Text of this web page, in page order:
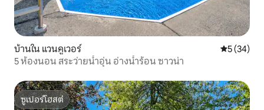
บ้านใน แวนคูเวอร์ คะแนนเฉลี่
5 (34)
5 ห้องนอน สระว่ายน้ำอุ่น อ่างน้ำร้อน ซาวน่า
ซูเปอร์โฮสต์
ซูเปอร์โฮสต์